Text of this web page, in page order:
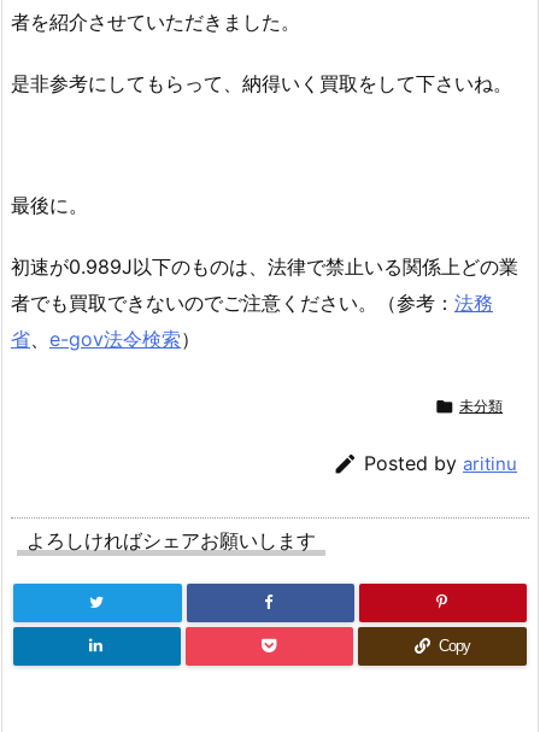
者を紹介させていただきました。
是非参考にしてもらって、納得いく買取をして下さいね。
最後に。
初速が0.989J以下のものは、法律で禁止いる関係上どの業
者でも買取できないのでご注意ください。（参考： 法務
省、 e-gov法令検索）
 未分類
 Posted by aritinu
よろしければシェアお願いします
Copy